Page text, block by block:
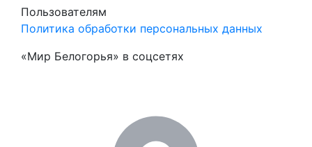
Пользователям
Политика обработки персональных данных
«Мир Белогорья» в соцсетях